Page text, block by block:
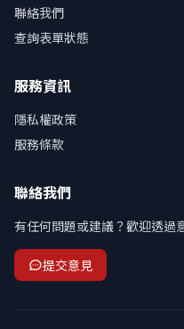
聯絡我們
查詢表單狀態
服務資訊
隱私權政策
服務條款
聯絡我們
有任何問題或建議？歡迎透過
提交意見